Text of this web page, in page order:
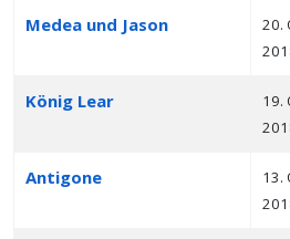
Medea und Jason
20.
König Lear
19.
Antigone
13.